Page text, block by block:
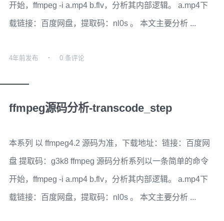
开始，ffmpeg -i a.mp4 b.flv，分析其内部逻辑。 a.mp4下
载链接：百度网盘，提取码：nl0s 。 本文主要分析 ...
4年前发布 0 条评论
ffmpeg源码分析-transcode_step
本系列 以 ffmpeg4.2 源码为准，下载地址：链接：百度网
盘 提取码：g3k8 ffmpeg 源码分析系列以一条简单的命令
开始，ffmpeg -i a.mp4 b.flv，分析其内部逻辑。 a.mp4下
载链接：百度网盘，提取码：nl0s 。 本文主要分析 ...